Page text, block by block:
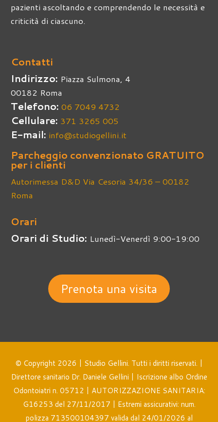
pazienti ascoltando e comprendendo le necessità e
criticità di ciascuno.
Contatti
Indirizzo: Piazza Sulmona, 4
00182 Roma
Telefono:06 7049 4732
Cellulare: 371 3265 005
E-mail: info@studiogellini.it
Parcheggio convenzionato GRATUITO
per i clienti
Autorimessa D&D Via Cesoria 34/36 – 00182
Roma
Orari
Orari di Studio: Lunedì-Venerdì 9:00-19:00
Prenota una visita
© Copyright 2026 | Studio Gellini. Tutti i diritti riservati. |
Direttore sanitario Dr. Daniele Gellini | Iscrizione albo Ordine
Odontoiatri n. 05712 | AUTORIZZAZIONE SANITARIA:
G16253 del 27/11/2017 | Estremi assicurativi: num.
polizza 713500104397 valida dal 24/01/2026 al